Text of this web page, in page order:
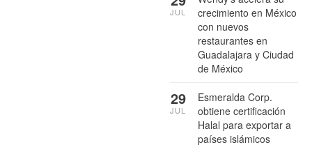
crecimiento en México
con nuevos
restaurantes en
Guadalajara y Ciudad
de México
JUL
Esmeralda Corp.
obtiene certificación
Halal para exportar a
países islámicos
29
JUL